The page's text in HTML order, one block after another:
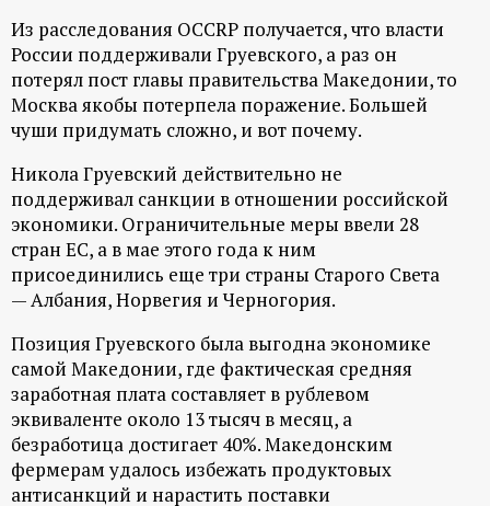
п
о
р
т
а
л
Из расследования OCCRP получается, что власти
России поддерживали Груевского, а раз он
потерял пост главы правительства Македонии, то
Москва якобы потерпела поражение. Большей
чуши придумать сложно, и вот почему.
Никола Груевский действительно не
поддерживал санкции в отношении российской
экономики. Ограничительные меры ввели 28
стран ЕС, а в мае этого года к ним
присоединились еще три страны Старого Света
— Албания, Норвегия и Черногория.
Позиция Груевского была выгодна экономике
самой Македонии, где фактическая средняя
заработная плата составляет в рублевом
эквиваленте около 13 тысяч в месяц, а
безработица достигает 40%. Македонским
фермерам удалось избежать продуктовых
антисанкций и нарастить поставки